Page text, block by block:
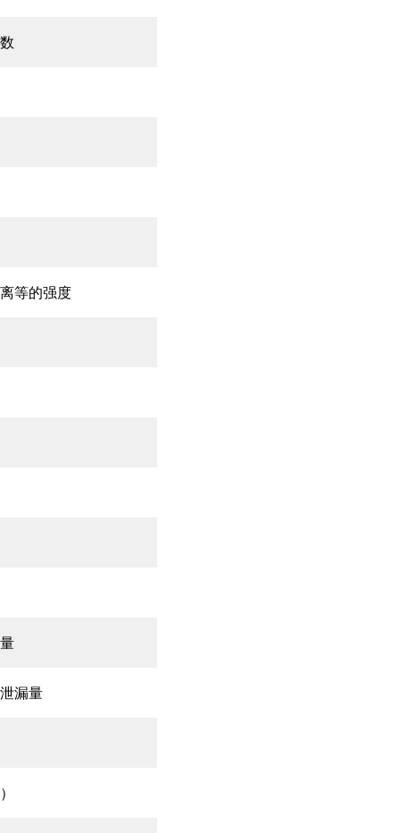
等的强度
漏量